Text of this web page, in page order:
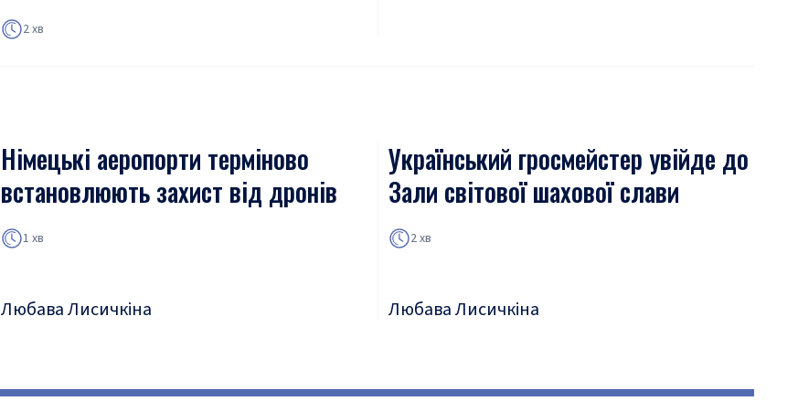
2 хв
Німецькі аеропорти терміново
встановлюють захист від дронів
1 хв
Любава Лисичкіна
Український гросмейстер увійде до
Зали світової шахової слави
2 хв
Любава Лисичкіна